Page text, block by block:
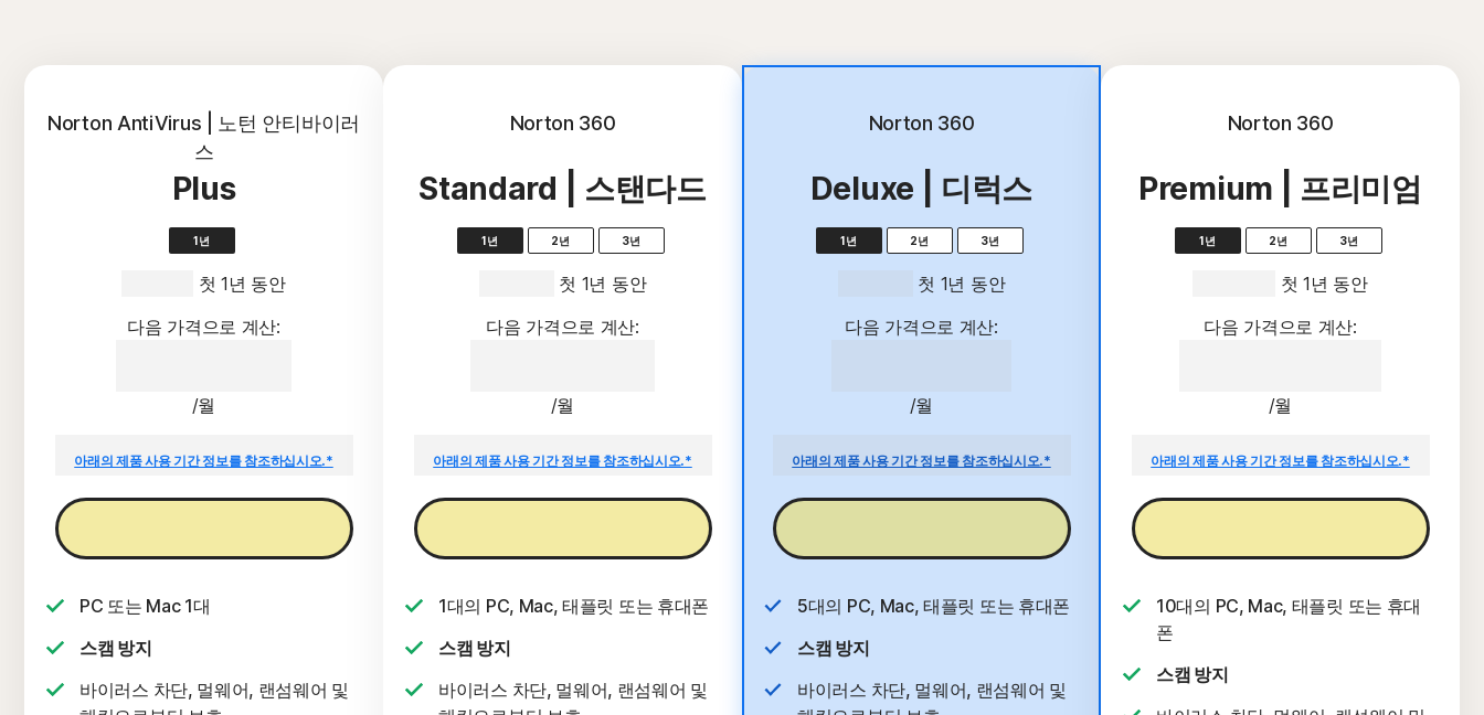
Norton AntiVirus | 노턴 안티바이러
스
Plus
1년
첫 1년 동안
다음 가격으로 계산:
/월
아래의 제품 사용 기간 정보를 참조하십시오.*
PC 또는 Mac 1대
스캠 방지
바이러스 차단, 멀웨어, 랜섬웨어 및
Norton 360
Standard | 스탠다드
1년 2년 3년
첫 1년 동안
다음 가격으로 계산:
/월
아래의 제품 사용 기간 정보를 참조하십시오.*
1대의 PC, Mac, 태플릿 또는 휴대폰
스캠 방지
바이러스 차단, 멀웨어, 랜섬웨어 및
최고의 혜택
Norton 360
Deluxe | 디럭스
1년 2년 3년
첫 1년 동안
다음 가격으로 계산:
/월
아래의 제품 사용 기간 정보를 참조하십시오.*
5대의 PC, Mac, 태플릿 또는 휴대폰
스캠 방지
바이러스 차단, 멀웨어, 랜섬웨어 및
Norton 360
Premium | 프리미엄
1년 2년 3년
첫 1년 동안
다음 가격으로 계산:
/월
아래의 제품 사용 기간 정보를 참조하십시오.*
10대의 PC, Mac, 태플릿 또는 휴대
폰
스캠 방지